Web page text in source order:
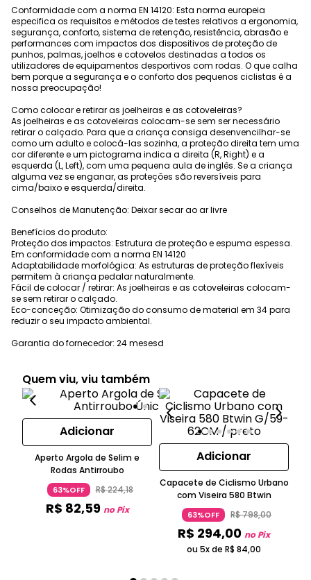
Conformidade com a norma EN 14120: Esta norma europeia
especifica os requisitos e métodos de testes relativos a ergonomia,
segurança, conforto, sistema de retenção, resistência, abrasão e
performances com impactos dos dispositivos de proteção de
punhos, palmas, joelhos e cotovelos destinadas a todos os
utilizadores de equipamentos desportivos com rodas. O que calha
bem porque a segurança e o conforto dos pequenos ciclistas é a
nossa preocupação!
Como colocar e retirar as joelheiras e as cotoveleiras?
As joelheiras e as cotoveleiras colocam-se sem ser necessário
retirar o calçado. Para que a criança consiga desenvencilhar-se
como um adulto e colocá-las sozinha, a proteção direita tem uma
cor diferente e um pictograma indica a direita (R, Right) e a
esquerda (L, Left), com uma pequena aula de inglês. Se a criança
alguma vez se enganar, as proteções são reversíveis para
cima/baixo e esquerda/direita.
Conselhos de Manutenção: Deixar secar ao ar livre
Benefícios do produto:
Proteção dos impactos: Estrutura de proteção e espuma espessa.
Em conformidade com a norma EN 14120
Adaptabilidade morfológica: As estruturas de proteção flexíveis
permitem à criança pedalar naturalmente.
Fácil de colocar / retirar: As joelheiras e as cotoveleiras colocam-
se sem retirar o calçado.
Eco-conceção: Otimização do consumo de material em 34 para
reduzir o seu impacto ambiental.
Garantia do fornecedor: 24 mesesd
Quem viu, viu também
Adicionar
Aperto Argola de Selim e
Rodas Antirroubo
63%OFF R$224,18
R$ 82,59 no Pix
Adicionar
Capacete de Ciclismo Urbano
com Viseira 580 Btwin
63%OFF R$798,00
R$ 294,00 no Pix
ou 5x de R$ 84,00